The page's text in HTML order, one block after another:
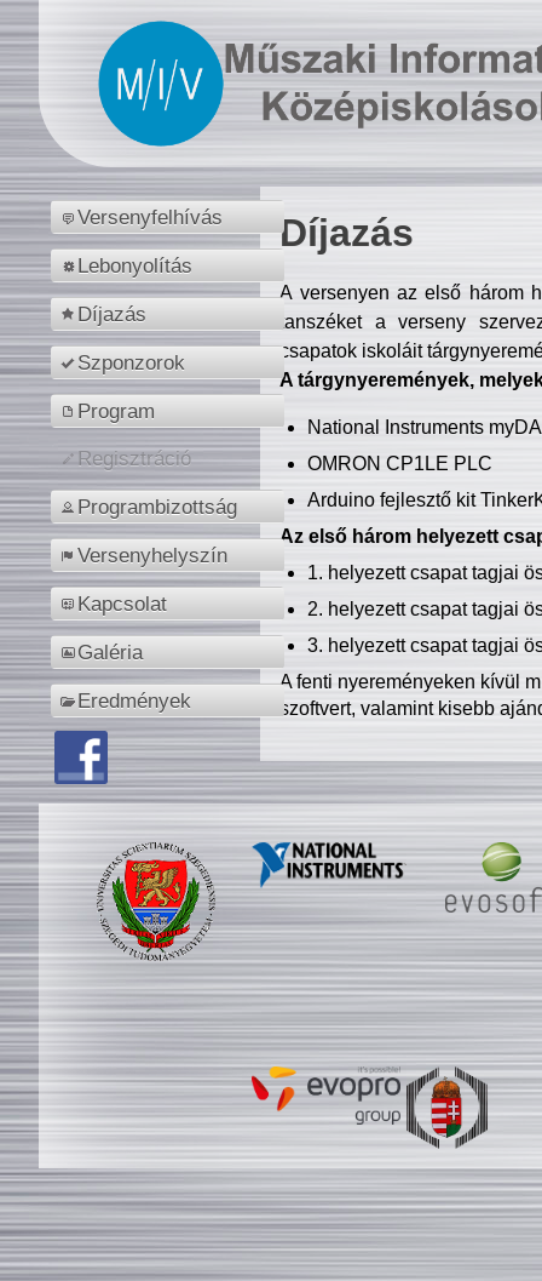
Versenyfelhívás
Lebonyolítás
Díjazás
Szponzorok
Program
Regisztráció
Programbizottság
Versenyhelyszín
Kapcsolat
Galéria
Eredmények
Díjazás
A versenyen az első három
tanszéket a verseny
csapatok iskoláit
A tárgynyeremények,
National Instruments
OMRON CP1LE PLC
Arduino fejlesztő kit
Az első három helyezett
1. helyezett csapat tagjai
2. helyezett csapat tagjai
3. helyezett csapat tagjai
A fenti nyereményeken kívül
szoftvert, valamint kisebb